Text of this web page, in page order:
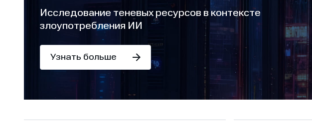
Исследование теневых ресурсов в контексте
злоупотребления ИИ
Узнать больше